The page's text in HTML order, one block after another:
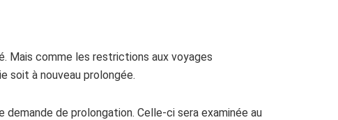
Mais comme les restrictions aux voyages
soit à nouveau prolongée.
de prolongation. Celle-ci sera examinée au